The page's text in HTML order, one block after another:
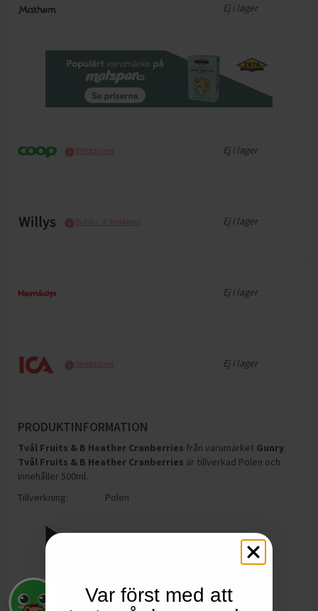
Ej i lager
Webbpriser Ej i lager
Butiks- & Webbpris Ej i lager
Ej i lager
Webbpriser Ej i lager
PRODUKTINFORMATION
Tvål Fruits & B Heather Cranberries från varumärket Gunry.
Tvål Fruits & B Heather Cranberries är tillverkad Polen och
innehåller 500ml.
Tillverkning:
Polen
Var först med att